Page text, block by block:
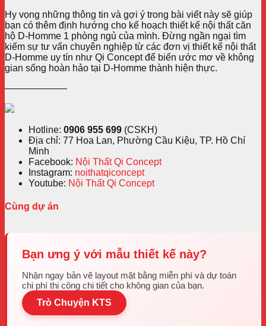
Hy vọng những thông tin và gợi ý trong bài viết này sẽ giúp
bạn có thêm định hướng cho kế hoạch thiết kế nội thất căn
hộ D-Homme 1 phòng ngủ của mình. Đừng ngần ngại tìm
kiếm sự tư vấn chuyên nghiệp từ các đơn vị thiết kế nội thất
D-Homme uy tín như Qi Concept để biến ước mơ về không
gian sống hoàn hảo tại D-Homme thành hiện thực.
——————–
Hotline: 0906 955 699 (CSKH)
Địa chỉ: 77 Hoa Lan, Phường Cầu Kiệu, TP. Hồ Chí
Minh
Facebook: Nội Thất Qi Concept
Instagram: noithatqiconcept
Youtube: Nội Thất Qi Concept
Cùng dự án
Bạn ưng ý với mẫu thiết kế này?
Nhận ngay bản vẽ layout mặt bằng miễn phí và dự toán
chi phí thi công chi tiết cho không gian của bạn.
Trò Chuyện KTS